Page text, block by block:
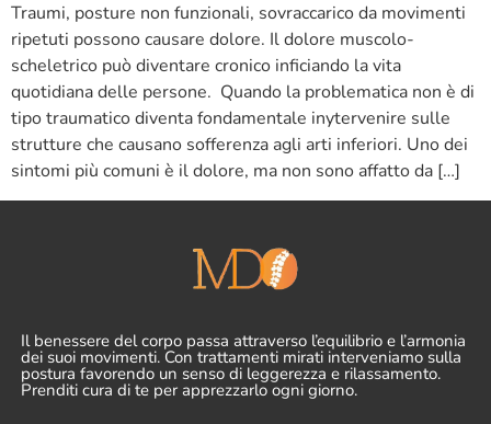
Traumi, posture non funzionali, sovraccarico da movimenti
ripetuti possono causare dolore. Il dolore muscolo-
scheletrico può diventare cronico inficiando la vita
quotidiana delle persone. Quando la problematica non è di
tipo traumatico diventa fondamentale inytervenire sulle
strutture che causano sofferenza agli arti inferiori. Uno dei
sintomi più comuni è il dolore, ma non sono affatto da […]
Il benessere del corpo passa attraverso l’equilibrio e l’armonia
dei suoi movimenti. Con trattamenti mirati interveniamo sulla
postura favorendo un senso di leggerezza e rilassamento.
Prenditi cura di te per apprezzarlo ogni giorno.